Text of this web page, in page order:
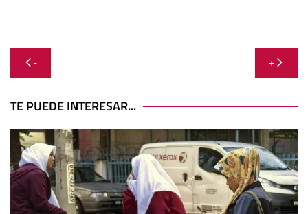
Navegación
de
entradas
- +
TE PUEDE INTERESAR...